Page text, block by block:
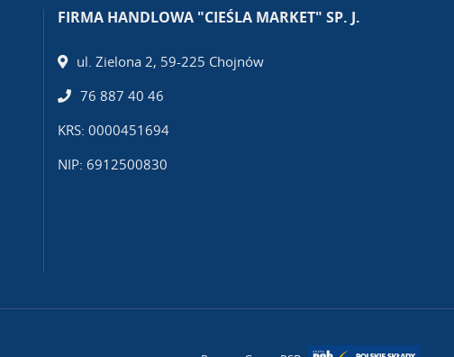
FIRMA HANDLOWA "CIEŚLA MARKET" SP. J.
ul. Zielona 2, 59-225 Chojnów
76 887 40 46
KRS: 0000451694
NIP: 6912500830